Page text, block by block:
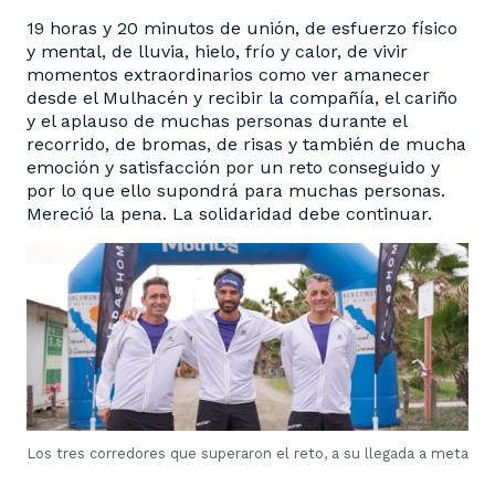
19 horas y 20 minutos de unión, de esfuerzo físico
y mental, de lluvia, hielo, frío y calor, de vivir
momentos extraordinarios como ver amanecer
desde el Mulhacén y recibir la compañía, el cariño
y el aplauso de muchas personas durante el
recorrido, de bromas, de risas y también de mucha
emoción y satisfacción por un reto conseguido y
por lo que ello supondrá para muchas personas.
Mereció la pena. La solidaridad debe continuar.
Los tres corredores que superaron el reto, a su llegada a meta